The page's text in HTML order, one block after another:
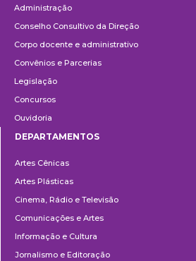
Administração
Conselho Consultivo da Direção
Corpo docente e administrativo
Convênios e Parcerias
Legislação
Concursos
Ouvidoria
DEPARTAMENTOS
Artes Cênicas
Artes Plásticas
Cinema, Rádio e Televisão
Comunicações e Artes
Informação e Cultura
Jornalismo e Editoração